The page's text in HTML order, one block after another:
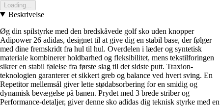
Loading...
Beskrivelse
Øg din spilstyrke med den bredskåvede golf sko uden knopper
Adipower 26 adidas, designet til at give dig en stabil base, der følger
med dine fremskridt fra hul til hul. Overdelen i læder og syntetisk
materiale kombinerer holdbarhed og fleksibilitet, mens tekstilforingen
sikrer en stabil følelse fra første slag til det sidste putt. Traxion-
teknologien garanterer et sikkert greb og balance ved hvert sving. En
Repetitor mellemsål giver lette stødabsorbering for en smidig og
dynamisk bevægelse på banen. Prydet med 3 brede striber og
Performance-detaljer, giver denne sko adidas dig teknisk styrke med en